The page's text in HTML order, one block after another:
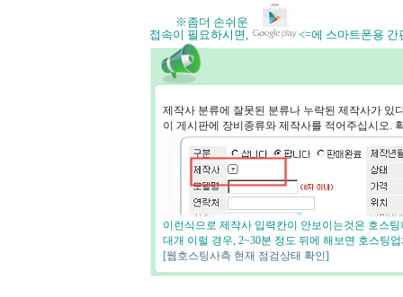
※좀더 손쉬운
접속이 필요하시면,
<=에 스마트폰용
제작사 분류에 잘못된 분류나 누락된 제작사가 있
이 게시판에 장비종류와 제작사를 적어주십시오.
이런식으로 제작사 입력칸이 안보이는것은 호스
대개 이럴 경우, 2~30분 정도 뒤에 해보면 호스팅
[웹호스팅사측 현재 점검상태 확인]